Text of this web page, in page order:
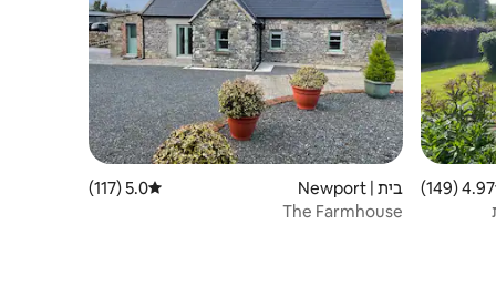
ממוצע של 4.97 מתוך 5, 149 ביקורות
4.97 (149)
בית | Newport דירוג ממוצע של 5.0 מתוך 5, 117 ביקורות
5.0 (117)
The Farmhouse